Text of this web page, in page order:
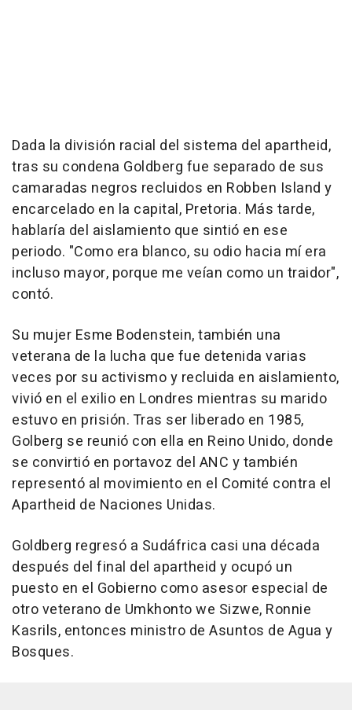
Dada la división racial del sistema del apartheid,
tras su condena Goldberg fue separado de sus
camaradas negros recluidos en Robben Island y
encarcelado en la capital, Pretoria. Más tarde,
hablaría del aislamiento que sintió en ese
periodo. "Como era blanco, su odio hacia mí era
incluso mayor, porque me veían como un traidor",
contó.
Su mujer Esme Bodenstein, también una
veterana de la lucha que fue detenida varias
veces por su activismo y recluida en aislamiento,
vivió en el exilio en Londres mientras su marido
estuvo en prisión. Tras ser liberado en 1985,
Golberg se reunió con ella en Reino Unido, donde
se convirtió en portavoz del ANC y también
representó al movimiento en el Comité contra el
Apartheid de Naciones Unidas.
Goldberg regresó a Sudáfrica casi una década
después del final del apartheid y ocupó un
puesto en el Gobierno como asesor especial de
otro veterano de Umkhonto we Sizwe, Ronnie
Kasrils, entonces ministro de Asuntos de Agua y
Bosques.